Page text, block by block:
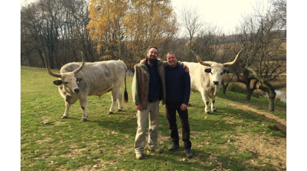
Larger
Image